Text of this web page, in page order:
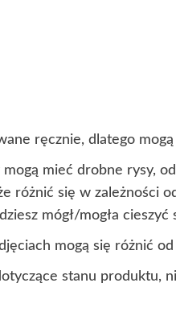
ręcznie, dlatego
mieć drobne rysy,
różnić się w zależności
mógł/mogła
mogą się różnić
stanu produktu,